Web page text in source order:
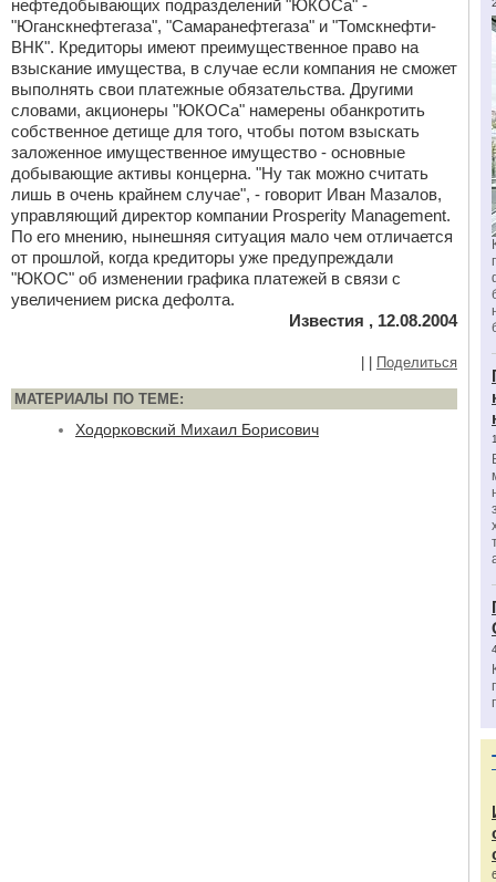
нефтедобывающих подразделений "ЮКОСа" -
"Юганскнефтегаза", "Самаранефтегаза" и "Томскнефти-
ВНК". Кредиторы имеют преимущественное право на
взыскание имущества, в случае если компания не сможет
выполнять свои платежные обязательства. Другими
словами, акционеры "ЮКОСа" намерены обанкротить
собственное детище для того, чтобы потом взыскать
заложенное имущественное имущество - основные
добывающие активы концерна. "Ну так можно считать
лишь в очень крайнем случае", - говорит Иван Мазалов,
управляющий директор компании Prosperity Management.
По его мнению, нынешняя ситуация мало чем отличается
от прошлой, когда кредиторы уже предупреждали
"ЮКОС" об изменении графика платежей в связи с
увеличением риска дефолта.
Известия , 12.08.2004
Поделиться
МАТЕРИАЛЫ ПО ТЕМЕ:
Ходорковский Михаил Борисович